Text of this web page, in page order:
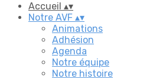
Accueil ▴▾
Notre AVF ▴▾
Animations
Adhésion
Agenda
Notre équipe
Notre histoire